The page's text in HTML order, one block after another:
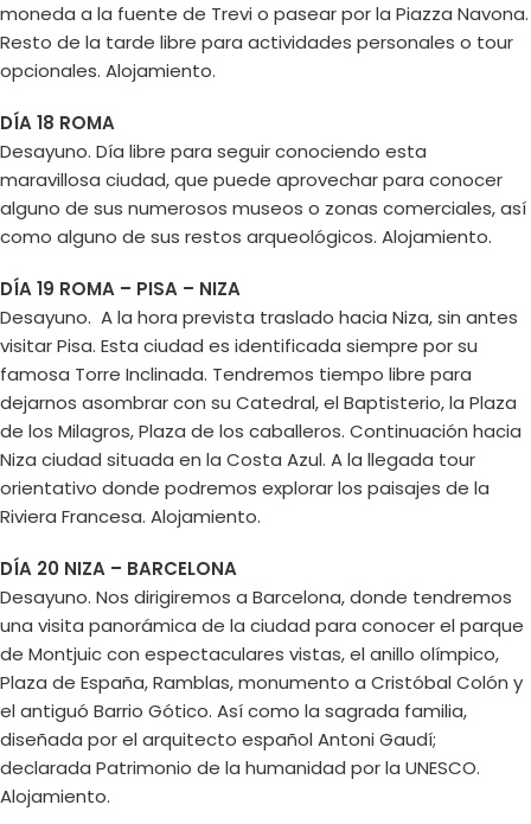
moneda a la fuente de Trevi o pasear por la Piazza Navona.
Resto de la tarde libre para actividades personales o tour
opcionales. Alojamiento.
DÍA 18 ROMA
Desayuno. Día libre para seguir conociendo esta
maravillosa ciudad, que puede aprovechar para conocer
alguno de sus numerosos museos o zonas comerciales, así
como alguno de sus restos arqueológicos. Alojamiento.
DÍA 19 ROMA – PISA – NIZA
Desayuno. A la hora prevista traslado hacia Niza, sin antes
visitar Pisa. Esta ciudad es identificada siempre por su
famosa Torre Inclinada. Tendremos tiempo libre para
dejarnos asombrar con su Catedral, el Baptisterio, la Plaza
de los Milagros, Plaza de los caballeros. Continuación hacia
Niza ciudad situada en la Costa Azul. A la llegada tour
orientativo donde podremos explorar los paisajes de la
Riviera Francesa. Alojamiento.
DÍA 20 NIZA – BARCELONA
Desayuno. Nos dirigiremos a Barcelona, donde tendremos
una visita panorámica de la ciudad para conocer el parque
de Montjuic con espectaculares vistas, el anillo olímpico,
Plaza de España, Ramblas, monumento a Cristóbal Colón y
el antiguó Barrio Gótico. Así como la sagrada familia,
diseñada por el arquitecto español Antoni Gaudí;
declarada Patrimonio de la humanidad por la UNESCO.
Alojamiento.